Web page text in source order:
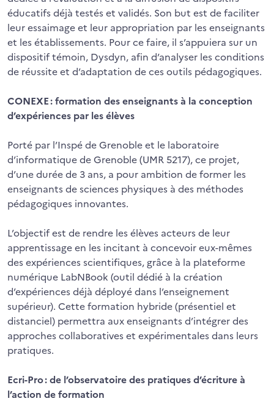
éducatifs déjà testés et validés. Son but est de faciliter
leur essaimage et leur appropriation par les enseignants
et les établissements. Pour ce faire, il s’appuiera sur un
dispositif témoin, Dysdyn, afin d’analyser les conditions
de réussite et d’adaptation de ces outils pédagogiques.
CONEXE : formation des enseignants à la conception
d’expériences par les élèves
Porté par l’Inspé de Grenoble et le laboratoire
d’informatique de Grenoble (UMR 5217), ce projet,
d’une durée de 3 ans, a pour ambition de former les
enseignants de sciences physiques à des méthodes
pédagogiques innovantes.
L’objectif est de rendre les élèves acteurs de leur
apprentissage en les incitant à concevoir eux-mêmes
des expériences scientifiques, grâce à la plateforme
numérique LabNBook (outil dédié à la création
d’expériences déjà déployé dans l’enseignement
supérieur). Cette formation hybride (présentiel et
distanciel) permettra aux enseignants d’intégrer des
approches collaboratives et expérimentales dans leurs
pratiques.
Ecri-Pro : de l’observatoire des pratiques d’écriture à
l’action de formation